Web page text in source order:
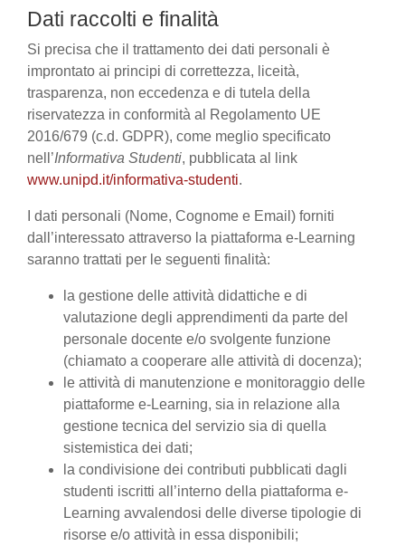
Dati raccolti e finalità
Si precisa che il trattamento dei dati personali è
improntato ai principi di correttezza, liceità,
trasparenza, non eccedenza e di tutela della
riservatezza in conformità al Regolamento UE
2016/679 (c.d. GDPR), come meglio specificato
nell’Informativa Studenti, pubblicata al link
www.unipd.it/informativa-studenti.
I dati personali (Nome, Cognome e Email) forniti
dall’interessato attraverso la piattaforma e-Learning
saranno trattati per le seguenti finalità:
la gestione delle attività didattiche e di
valutazione degli apprendimenti da parte del
personale docente e/o svolgente funzione
(chiamato a cooperare alle attività di docenza);
le attività di manutenzione e monitoraggio delle
piattaforme e-Learning, sia in relazione alla
gestione tecnica del servizio sia di quella
sistemistica dei dati;
la condivisione dei contributi pubblicati dagli
studenti iscritti all’interno della piattaforma e-
Learning avvalendosi delle diverse tipologie di
risorse e/o attività in essa disponibili;